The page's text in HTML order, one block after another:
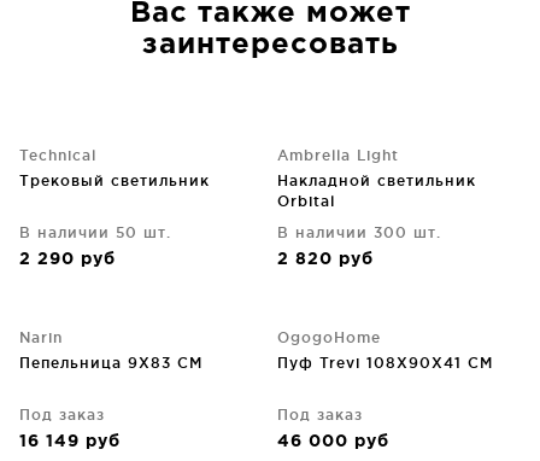
Вас также может
заинтересовать
Technical
Трековый светильник
В наличии 50 шт.
2 290 руб
Ambrella Light
Накладной светильник
Orbital
В наличии 300 шт.
2 820 руб
Narin
Пепельница 9X83 CM
Под заказ
16 149 руб
OgogoHome
Пуф Trevi 108X90X41 CM
Под заказ
46 000 руб